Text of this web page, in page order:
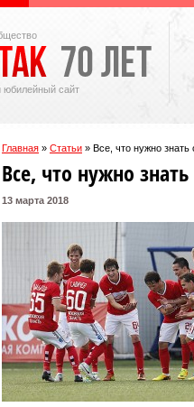
сайт
Главная » Статьи » Все, что нужно знать
Все, что нужно
13 марта 2018